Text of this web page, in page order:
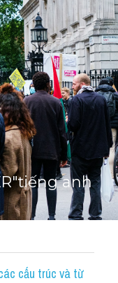
anh
cấu trúc và từ